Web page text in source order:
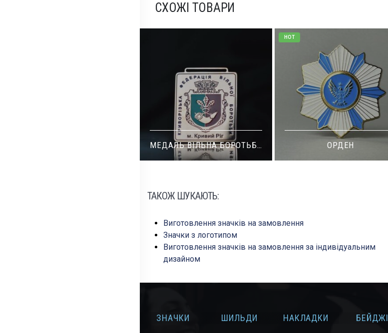
СХОЖІ ТОВАРИ
ОРДЕН МЕДАЛЬ RUNNING CLUB
ТАКОЖ ШУКАЮТЬ:
Виготовлення значків на замовлення
Значки з логотипом
Виготовлення значків на замовлення за індивідуальним
дизайном
ЗНАЧКИ ШИЛЬДИ НАКЛАДКИ БЕЙДЖІ